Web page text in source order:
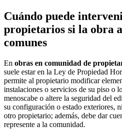
Cuándo puede
propietarios si la obra
comunes
En obras en comunidad de
suele estar en la Ley de Propiedad
permite al propietario modificar
instalaciones o servicios de su piso o
menoscabe o altere la seguridad del
su configuración o estado exteriores,
otro propietario; además, debe dar
represente a la comunidad.